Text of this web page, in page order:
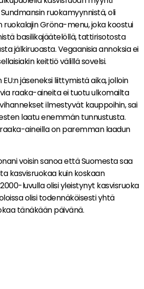
Sundmansin ruokamyynnistä, oli
ruokalajin Gröna-menu, joka koostui
basilikajäätelöllä, tattirisotosta
jälkiruoasta. Vegaanisia annoksia ei
keittiö välillä sovelsi.
jäseneksi liittymistä aika, jolloin
raaka-aineita ei tuotu ulkomailta
ilmestyvät kauppoihin, sai
laatu enemmän tunnustusta.
aineilla on paremman laadun
voisin sanoa että Suomesta saa
kasvisruokaa kuin koskaan
luvulla olisi yleistynyt kasvisruoka
olisi todennäköisesti yhtä
tänäkään päivänä.